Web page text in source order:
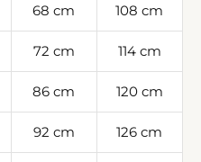
68 cm 108 cm
72 cm 114 cm
86 cm 120 cm
92 cm 126 cm